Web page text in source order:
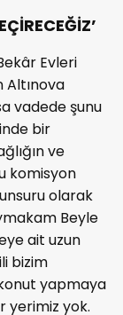
Evleri
Altınova
vadede şunu
bir
ve
komisyon
olarak
Beyle
ait uzun
bizim
yapmaya
yerimiz yok.